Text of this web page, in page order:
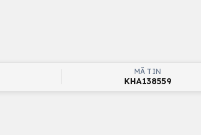
MÃ TIN
KHA138559